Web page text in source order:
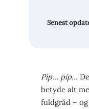
Senest
Pip… pip…
betyde alt
fuldgråd –